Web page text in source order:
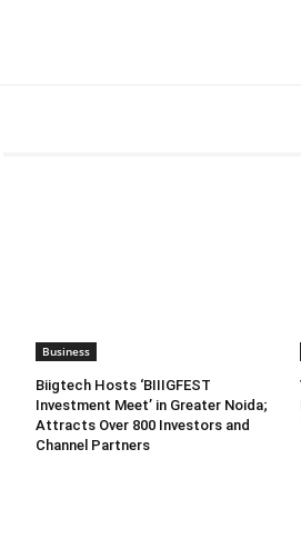
Business
Biigtech Hosts ‘BIIIGFEST
Investment Meet’ in Greater Noida;
Attracts Over 800 Investors and
Channel Partners